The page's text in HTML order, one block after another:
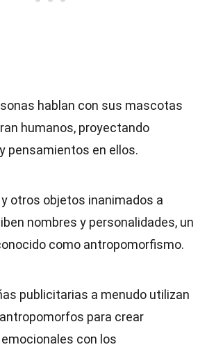
hablan con sus mascotas
humanos, proyectando
pensamientos en ellos.
otros objetos inanimados a
nombres y personalidades, un
como antropomorfismo.
publicitarias a menudo utilizan
para crear
con los